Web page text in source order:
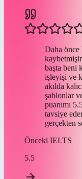
Daha
başta beni
işleyişi ve
akılda
şablonlar
puanımı
tavsiye
gerçekten
Önceki IELTS
5.5